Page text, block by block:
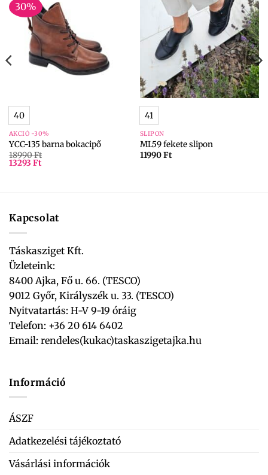
30%
40
AKCIÓ -30%
YCC-135 barna bokacipő
18990Ft
13293 Ft
41
SLIPON
ML59 fekete slipon
11990Ft
Kapcsolat
Táskasziget Kft.
Üzleteink:
8400 Ajka, Fő u. 66. (TESCO)
9012 Győr, Királyszék u. 33. (TESCO)
Nyitvatartás: H-V 9-19 óráig
Telefon: +36 20 614 6402
Email: rendeles(kukac)taskaszigetajka.hu
Információ
ÁSZF
Adatkezelési tájékoztató
Vásárlási információk